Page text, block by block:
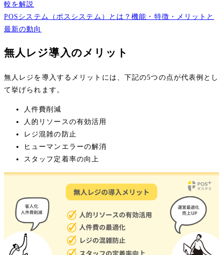
較を解説
POSシステム（ポスシステム）とは？機能・特徴・メリットと
最新の動向
無人レジ導入のメリット
無人レジを導入するメリットには、下記の5つの点が代表例とし
て挙げられます。
人件費削減
人的リソースの有効活用
レジ混雑の防止
ヒューマンエラーの解消
スタッフ定着率の向上